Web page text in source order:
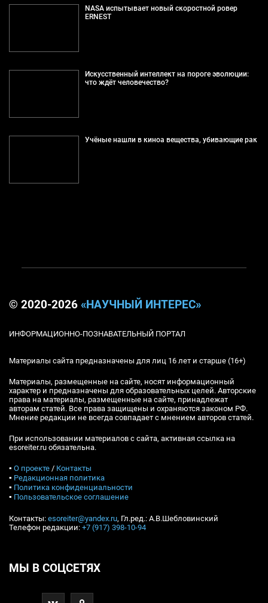
NASA испытывает новый скоростной ровер
ERNEST
Искусственный интеллект на пороге эволюции:
что ждёт человечество?
Учёные нашли в киноа вещества, убивающие рак
© 2020-2026 «НАУЧНЫЙ ИНТЕРЕС»
ИНФОРМАЦИОННО-ПОЗНАВАТЕЛЬНЫЙ ПОРТАЛ
Материалы сайта предназначены для лиц 16 лет и старше (16+)
Материалы, размещенные на сайте, носят информационный
характер и предназначены для образовательных целей. Авторские
права на материалы, размещенные на сайте, принадлежат
авторам статей. Все права защищены и охраняются законом РФ.
Мнение редакции не всегда совпадает с мнением авторов статей.
При использовании материалов с сайта, активная ссылка на
esoreiter.ru обязательна.
▪ О проекте / Контакты
▪ Редакционная политика
▪ Политика конфиденциальности
▪ Пользовательское соглашение
Контакты: esoreiter@yandex.ru, Гл.ред.: А.В.Шебловинский
Телефон редакции: +7 (917) 398-10-94
МЫ В СОЦСЕТЯХ